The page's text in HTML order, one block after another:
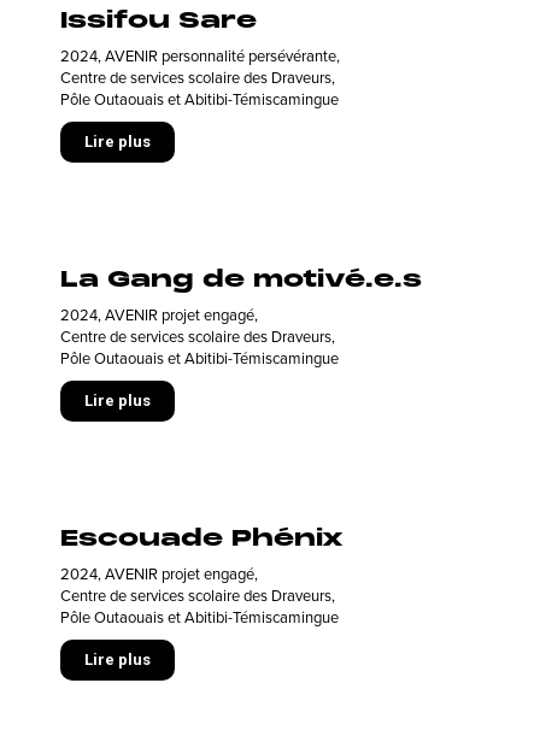
Issifou Sare
2024,AVENIR personnalité persévérante,
Centre de services scolaire des Draveurs,
Pôle Outaouais et Abitibi-Témiscamingue
Lire plus
La Gang de motivé.e.s
2024,AVENIR projet engagé,
Centre de services scolaire des Draveurs,
Pôle Outaouais et Abitibi-Témiscamingue
Lire plus
Escouade Phénix
2024,AVENIR projet engagé,
Centre de services scolaire des Draveurs,
Pôle Outaouais et Abitibi-Témiscamingue
Lire plus